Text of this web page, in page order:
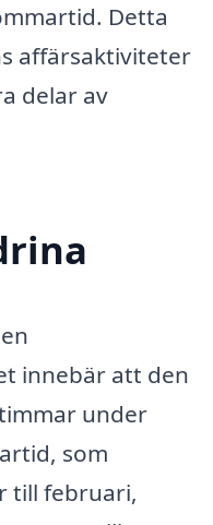
Detta
affärsaktiviteter
delar av
innebär att den
under
som
till februari,